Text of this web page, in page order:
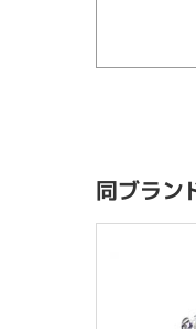
同ブラン